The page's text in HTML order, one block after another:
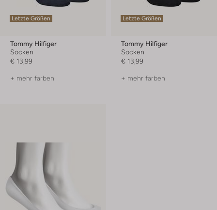
Letzte Größen
Tommy Hilfiger
Socken
€ 13,99
+ mehr farben
Letzte Größen
Tommy Hilfiger
Socken
€ 13,99
+ mehr farben